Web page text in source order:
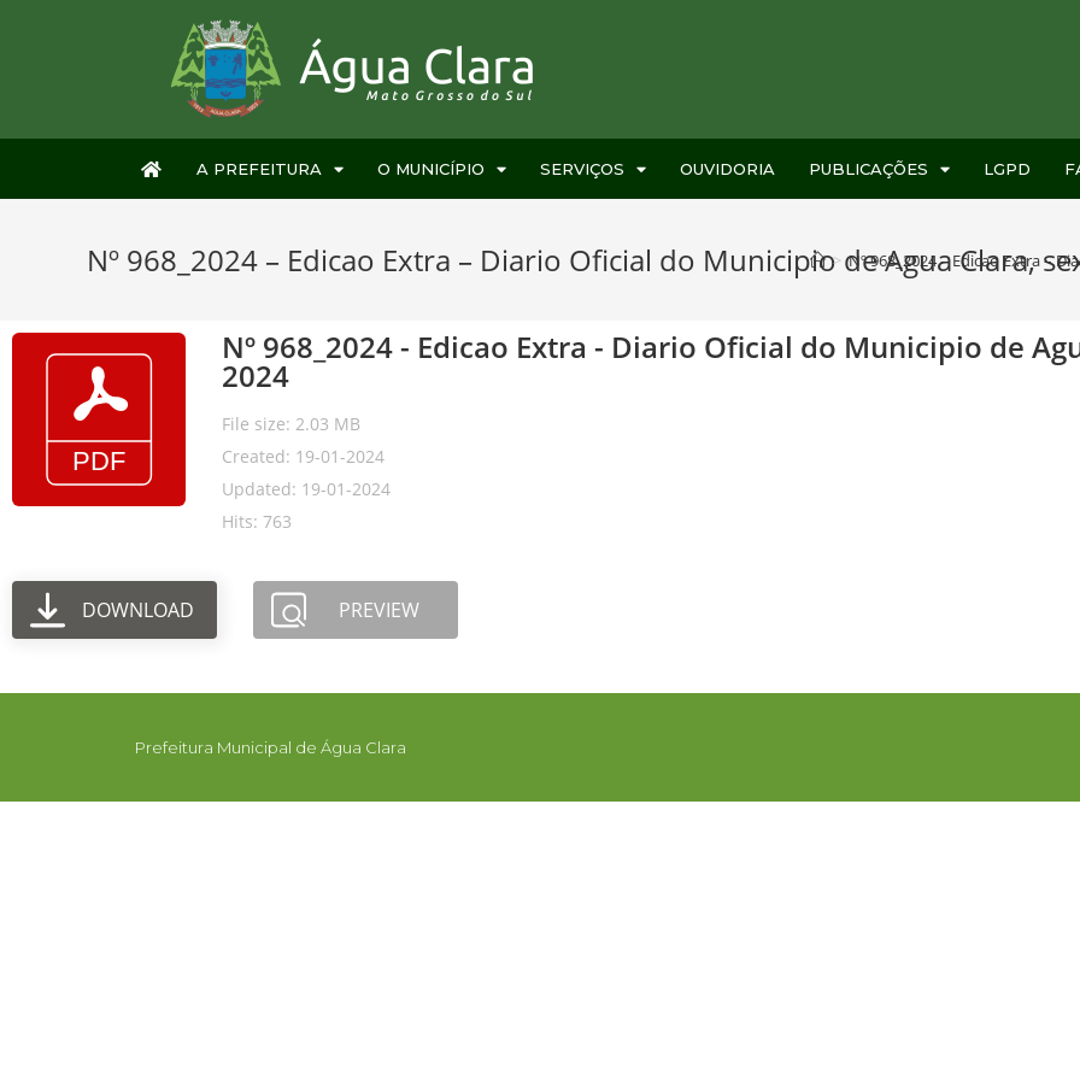
A PREFEITURA O MUNICÍPIO SERVIÇOS OUVIDORIA PUBLICAÇÕES LGPD
Nº 968_2024 – Edicao Extra – Diario Oficial do Municipio de Agua Clara,
> Nº 968_2024 – Edicao Extra –
Nº 968_2024 - Edicao Extra - Diario Oficial do Municipio de
2024
File size: 2.03 MB
Created: 19-01-2024
Updated: 19-01-2024
Hits: 763
DOWNLOAD PREVIEW
Prefeitura Municipal de Água Clara